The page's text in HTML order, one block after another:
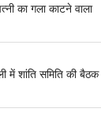
का गला काटने वाला
में शांति समिति की बैठक